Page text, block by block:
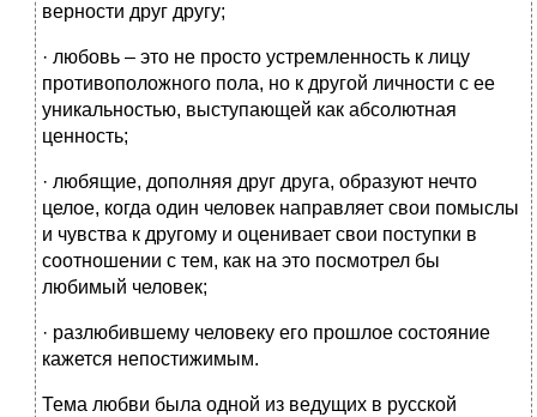
верности друг другу;
· любовь – это не просто устремленность к лицу
противоположного пола, но к другой личности с ее
уникальностью, выступающей как абсолютная
ценность;
· любящие, дополняя друг друга, образуют нечто
целое, когда один человек направляет свои помыслы
и чувства к другому и оценивает свои поступки в
соотношении с тем, как на это посмотрел бы
любимый человек;
· разлюбившему человеку его прошлое состояние
кажется непостижимым.
Тема любви была одной из ведущих в русской